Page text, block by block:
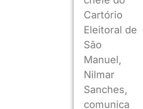
Cartório
Eleitoral de
São
Manuel,
Nilmar
Sanches,
comunica